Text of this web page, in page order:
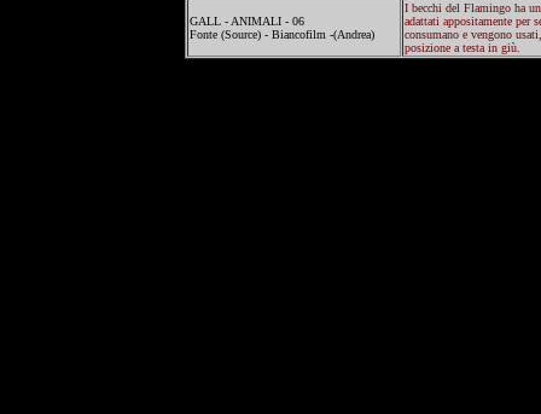
GALL - ANIMALI - 06
Fonte (Source) - Biancofilm -(Andrea)
I becchi del Flamingo ha
adattati appositamente per
consumano e vengono
posizione a testa in giù.